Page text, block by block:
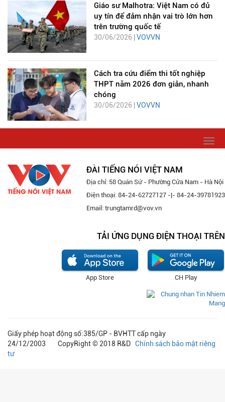
Giáo sư Malhotra: Việt Nam có đủ
uy tín để đảm nhận vai trò lớn hơn
trên trường quốc tế
30/06/2026 | VOVVN
Cách tra cứu điểm thi tốt nghiệp
THPT năm 2026 đơn giản, nhanh
chóng
30/06/2026 | VOVVN
ĐÀI TIẾNG NÓI VIỆT NAM
Địa chỉ: 58 Quán Sứ - Phường Cửa Nam - Hà Nội
Điện thoại: 84-24-62727127 -|- 84-24-39781923
Email: trungtamrd@vov.vn
TẢI ỨNG DỤNG ĐIỆN THOẠI TRÊN
CH Play
App Store
Giấy phép hoạt động số:385/GP - BVHTT cấp ngày
24/12/2003 CopyRight © 2018 R&D Chính sách bảo mật riêng
tư